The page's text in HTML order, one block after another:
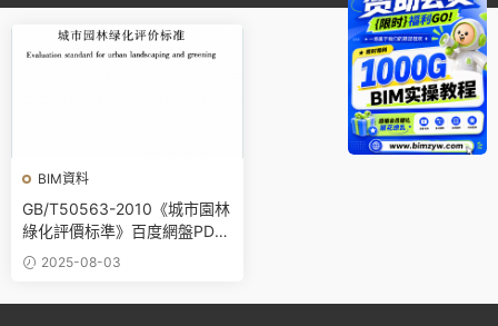
BIM資料
GB/T50563-2010《城市園林
綠化評價标準》百度網盤PDF
電子版下載
2025-08-03